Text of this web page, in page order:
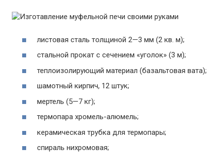
листовая сталь толщиной 2—3 мм (2 кв. м);
стальной прокат с сечением «уголок» (3 м);
теплоизолирующий материал (базальтовая вата);
шамотный кирпич, 12 штук;
мертель (5—7 кг);
термопара хромель-алюмель;
керамическая трубка для термопары;
спираль нихромовая;